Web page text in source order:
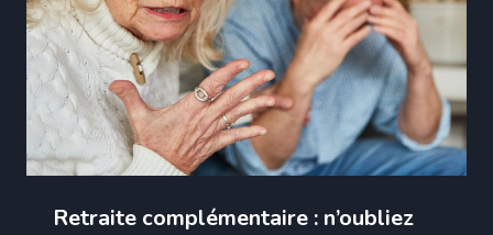
Retraite complémentaire : n’oubliez